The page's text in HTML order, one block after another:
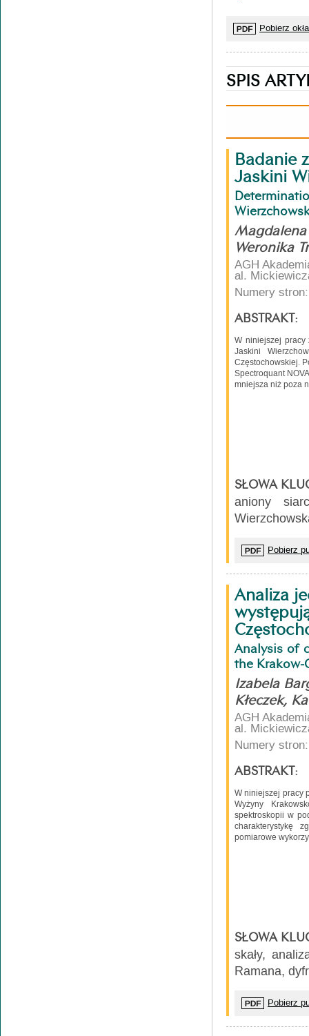
Pobierz
SPIS
Badanie
Jaskini
Weronika
AGH
al.
Numery
ABSTRAKT:
W niniejszej pracy
Jaskini
Częstochowskiej.
Spectroquant
mniejsza niż poza
SŁOWA
aniony
Pobierz
Analiza
Analysis of
the Krakow-
Izabela
Kłeczek,
AGH
al.
Numery
ABSTRAKT:
W niniejszej pracy
Wyżyny
spektroskopii w
charakterystykę
pomiarowe
SŁOWA
skały,
Ramana,
Pobierz